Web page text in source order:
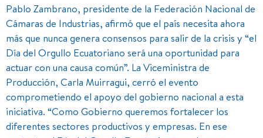
Pablo Zambrano, presidente de la Federación Nacional de
Cámaras de Industrias, afirmó que el país necesita ahora
más que nunca genera consensos para salir de la crisis y “el
Día del Orgullo Ecuatoriano será una oportunidad para
actuar con una causa común”. La Viceministra de
Producción, Carla Muirragui, cerró el evento
comprometiendo el apoyo del gobierno nacional a esta
iniciativa. “Como Gobierno queremos fortalecer los
diferentes sectores productivos y empresas. En ese